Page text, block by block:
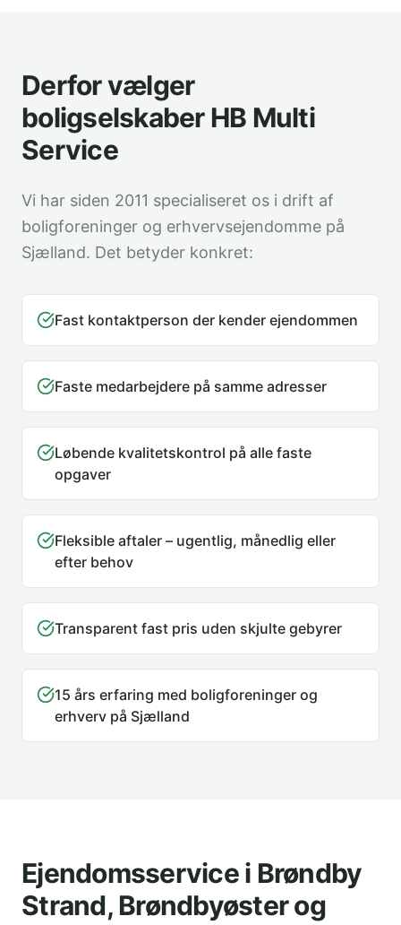
Derfor vælger
boligselskaber HB Multi
Service
Vi har siden 2011 specialiseret os i drift af
boligforeninger og erhvervsejendomme på
Sjælland. Det betyder konkret:
Fast kontaktperson der kender ejendommen
Faste medarbejdere på samme adresser
Løbende kvalitetskontrol på alle faste
opgaver
Fleksible aftaler – ugentlig, månedlig eller
efter behov
Transparent fast pris uden skjulte gebyrer
15 års erfaring med boligforeninger og
erhverv på Sjælland
Ejendomsservice i Brøndby
Strand, Brøndbyøster og